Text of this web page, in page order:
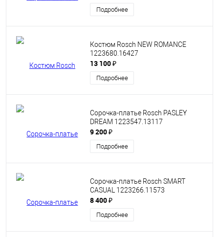
Подробнее
Костюм Rosch NEW ROMANCE
1223680.16427
13 100 ₽
Подробнее
Сорочка-платье Rosch PASLEY
DREAM 1223547.13117
9 200 ₽
Подробнее
Сорочка-платье Rosch SMART
CASUAL 1223266.11573
8 400 ₽
Подробнее